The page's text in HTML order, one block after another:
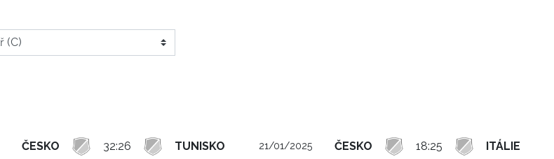
ČESKO 32:26 TUNISKO 21/01/2025 ČESKO 18:25 ITÁLIE